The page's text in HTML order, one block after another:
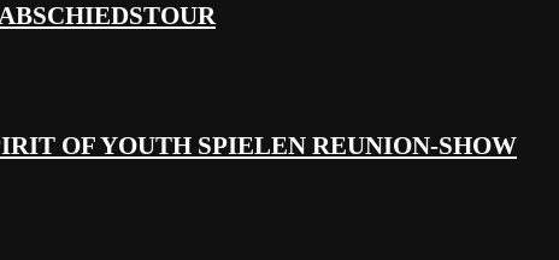
OF YOUTH SPIELEN REUNION-SHOW